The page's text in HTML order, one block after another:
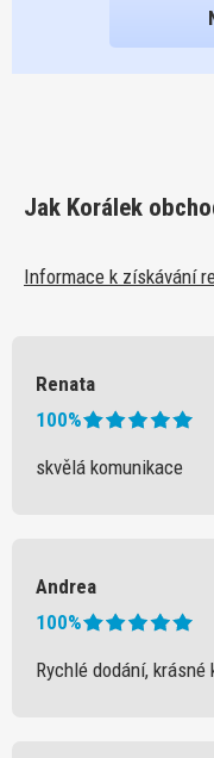
Jak Korálek
Informace k získávání
Renata
100%
skvělá komunikace
Andrea
100%
Rychlé dodání, krásné